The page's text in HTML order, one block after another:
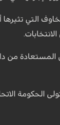
التي
المستعادة
إجراء الانتخابات في 15